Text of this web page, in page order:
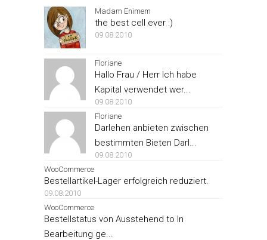
Madam Enimem
the best cell ever :)
09.08.2010
Floriane
Hallo Frau / Herr Ich habe
Kapital verwendet wer...
09.08.2010
Floriane
Darlehen anbieten zwischen
bestimmten Bieten Darl...
09.08.2010
WooCommerce
Bestellartikel-Lager erfolgreich reduziert.
09.08.2010
WooCommerce
Bestellstatus von Ausstehend to In
Bearbeitung ge...